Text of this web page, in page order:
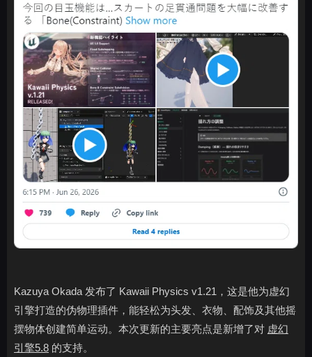
Kazuya Okada 发布了 Kawaii Physics v1.21，这是他为虚幻
引擎打造的伪物理插件，能轻松为头发、衣物、配饰及其他摇
摆物体创建简单运动。本次更新的主要亮点是新增了对 虚幻
引擎5.8 的支持。